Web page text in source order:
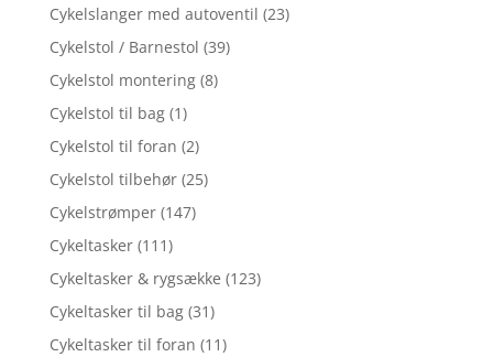
Cykelslanger med autoventil (23)
Cykelstol / Barnestol (39)
Cykelstol montering (8)
Cykelstol til bag (1)
Cykelstol til foran (2)
Cykelstol tilbehør (25)
Cykelstrømper (147)
Cykeltasker (111)
Cykeltasker & rygsække (123)
Cykeltasker til bag (31)
Cykeltasker til foran (11)